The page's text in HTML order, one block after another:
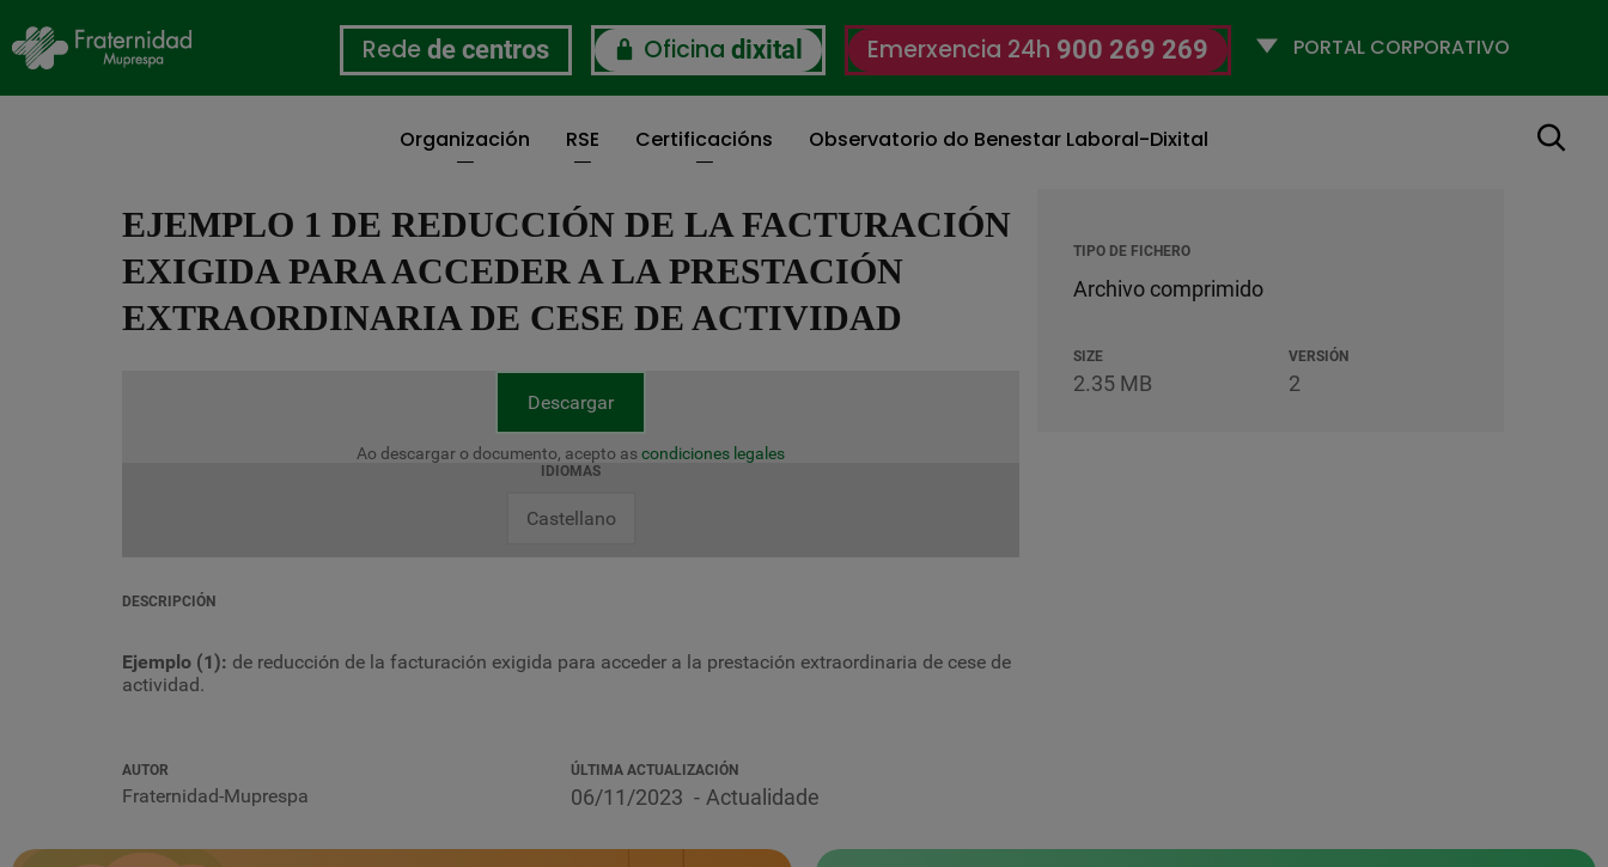
Rede de centros Oficina dixital Emerxencia 24h 900 269 269
Selecciona
Organización RSE Certificacións Observatorio do Benestar Laboral-Dixital Buscar
EJEMPLO 1 DE REDUCCIÓN DE LA FACTURACIÓN
EXIGIDA PARA ACCEDER A LA PRESTACIÓN
EXTRAORDINARIA DE CESE DE ACTIVIDAD
Descargar
Ao descargar o documento, acepto ascondiciones legales
IDIOMAS
Castellano
DESCRIPCIÓN
Ejemplo (1): de reducción de la facturación exigida para acceder a la prestación extraordinaria de cese de
actividad.
AUTOR
Fraternidad-Muprespa
ÚLTIMA ACTUALIZACIÓN
06/11/2023 Actualidade
TIPO DE FICHERO
Archivo comprimido
SIZE
2.35 MB
VERSIÓN
2